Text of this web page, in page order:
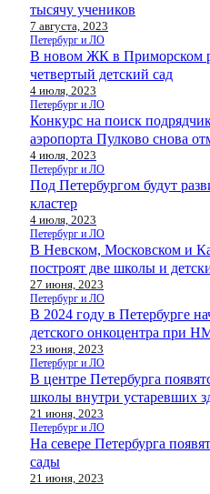
тысячу учеников
7 августа, 2023
Петербург и ЛО
В новом ЖК в Приморском
четвертый детский сад
4 июля, 2023
Петербург и ЛО
Конкурс на поиск
аэропорта Пулково снова
4 июля, 2023
Петербург и ЛО
Под Петербургом будут
кластер
4 июля, 2023
Петербург и ЛО
В Невском, Московском и
построят две школы и
27 июня, 2023
Петербург и ЛО
В 2024 году в Петербурге
детского онкоцентра при
23 июня, 2023
Петербург и ЛО
В центре Петербурга
школы внутри устаревших
21 июня, 2023
Петербург и ЛО
На севере Петербурга
сады
21 июня, 2023